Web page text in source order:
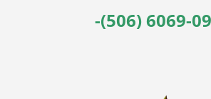
-(506) 6069-